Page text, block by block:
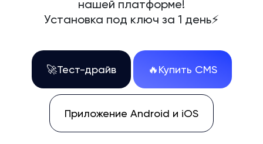
нашей платформе!
Установка под ключ за 1 день⚡
🚀Тест-драйв 🔥Купить CMS
Приложение Android и iOS